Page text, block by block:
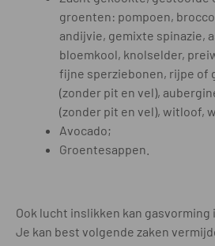
groenten: pompoen,
andijvie, gemixte spinazie,
bloemkool, knolselder,
fijne sperziebonen, rijpe of
(zonder pit en vel),
(zonder pit en vel), witloof,
Avocado;
Groentesappen.
Ook lucht inslikken kan gasvorming
Je kan best volgende zaken